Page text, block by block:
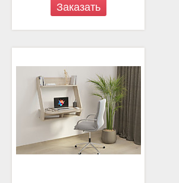
Заказать